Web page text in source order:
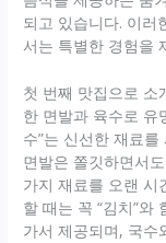
되고 있습니다. 이러
서는 특별한 경험을
첫 번째 맛집으로 소
한 면발과 육수로 유
수”는 신선한 재료
면발은 쫄깃하면서
가지 재료를 오랜 시
할 때는 꼭 “김치”와
가서 제공되며, 국수